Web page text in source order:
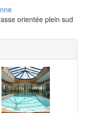
orientée plein sud